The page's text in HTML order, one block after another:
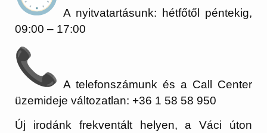
A nyitvatartásunk: hétfőtől péntekig,
09:00 – 17:00
A telefonszámunk és a Call Center
üzemideje változatlan: +36 1 58 58 950
Új irodánk frekventált helyen, a Váci úton